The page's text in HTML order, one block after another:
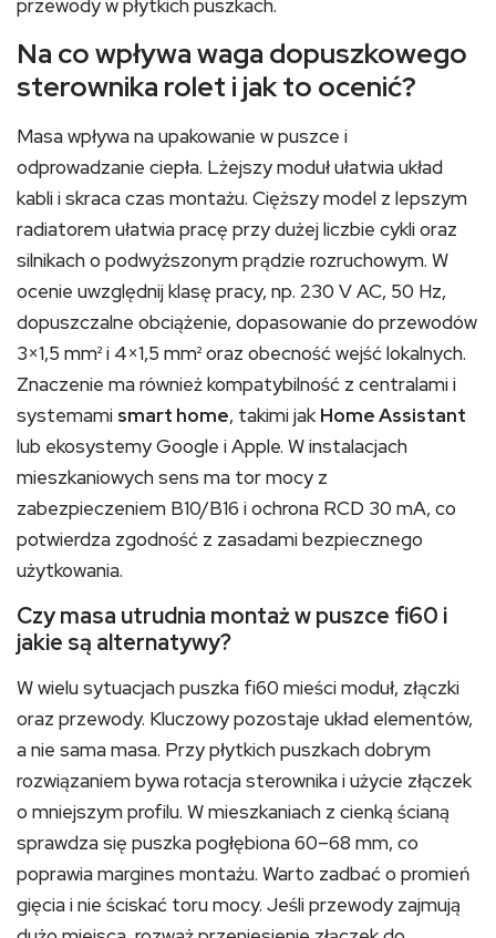
przewody w płytkich puszkach.
Na co wpływa waga dopuszkowego
sterownika rolet i jak to ocenić?
Masa wpływa na upakowanie w puszce i
odprowadzanie ciepła. Lżejszy moduł ułatwia układ
kabli i skraca czas montażu. Cięższy model z lepszym
radiatorem ułatwia pracę przy dużej liczbie cykli oraz
silnikach o podwyższonym prądzie rozruchowym. W
ocenie uwzględnij klasę pracy, np. 230 V AC, 50 Hz,
dopuszczalne obciążenie, dopasowanie do przewodów
3×1,5 mm² i 4×1,5 mm² oraz obecność wejść lokalnych.
Znaczenie ma również kompatybilność z centralami i
systemami smart home, takimi jak Home Assistant
lub ekosystemy Google i Apple. W instalacjach
mieszkaniowych sens ma tor mocy z
zabezpieczeniem B10/B16 i ochrona RCD 30 mA, co
potwierdza zgodność z zasadami bezpiecznego
użytkowania.
Czy masa utrudnia montaż w puszce fi60 i
jakie są alternatywy?
W wielu sytuacjach puszka fi60 mieści moduł, złączki
oraz przewody. Kluczowy pozostaje układ elementów,
a nie sama masa. Przy płytkich puszkach dobrym
rozwiązaniem bywa rotacja sterownika i użycie złączek
o mniejszym profilu. W mieszkaniach z cienką ścianą
sprawdza się puszka pogłębiona 60–68 mm, co
poprawia margines montażu. Warto zadbać o promień
gięcia i nie ściskać toru mocy. Jeśli przewody zajmują